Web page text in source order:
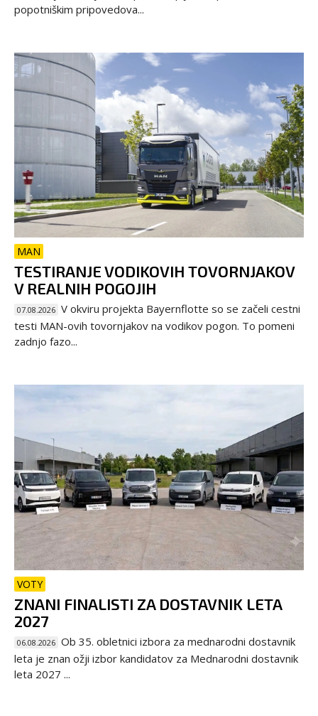
popotniškim pripovedova...
MAN
TESTIRANJE VODIKOVIH TOVORNJAKOV
V REALNIH POGOJIH
07.08.2026 V okviru projekta Bayernflotte so se začeli cestni
testi MAN-ovih tovornjakov na vodikov pogon. To pomeni
zadnjo fazo...
VOTY
ZNANI FINALISTI ZA DOSTAVNIK LETA
2027
06.08.2026 Ob 35. obletnici izbora za mednarodni dostavnik
leta je znan ožji izbor kandidatov za Mednarodni dostavnik
leta 2027 ...